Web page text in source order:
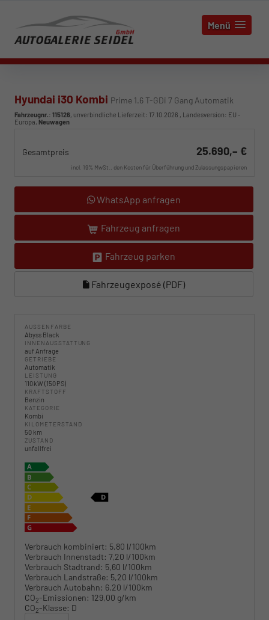
Menü
Hyundai i30 Kombi Prime 1.6 T-GDi 7 Gang Automatik
Fahrzeugnr.: 115126, unverbindliche Lieferzeit: 17.10.2026 , Landesversion: EU -
Europa, Neuwagen
Gesamtpreis 25.690,– €
incl. 19% MwSt., den Kosten für Überführung und Zulassungspapieren
WhatsApp anfragen
Fahrzeug anfragen
Fahrzeug parken
Fahrzeugexposé (PDF)
AUSSENFARBE
Abyss Black
INNENAUSSTATTUNG
auf Anfrage
GETRIEBE
Automatik
LEISTUNG
110 kW (150 PS)
KRAFTSTOFF
Benzin
KATEGORIE
Kombi
KILOMETERSTAND
50 km
ZUSTAND
unfallfrei
Verbrauch kombiniert: 5,80 l/100km
Verbrauch Innenstadt: 7,20 l/100km
Verbrauch Stadtrand: 5,60 l/100km
Verbrauch Landstraße: 5,20 l/100km
Verbrauch Autobahn: 6,20 l/100km
CO2-Emissionen: 129,00 g/km
CO2-Klasse: D